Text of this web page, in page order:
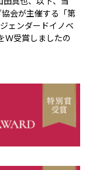
会が主催する「第
ェンダードイノベ
Ｗ受賞しましたの